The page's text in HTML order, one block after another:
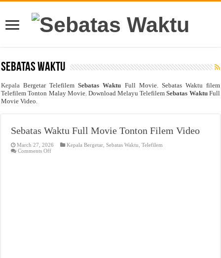
Sebatas Waktu
Kepala Bergetar TelefilemSebatas Waktu Full Movie. Sebatas Waktu filem
Telefilem Tonton Malay Movie. Download Melayu TelefilemSebatas WaktuFull
Movie Video.
Sebatas Waktu Full Movie Tonton Filem Video
March 27, 2026 Kepala Bergetar ,Sebatas Waktu ,Telefilem
Comments Offon